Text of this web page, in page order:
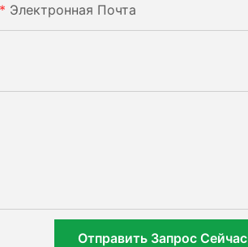
Электронная Почта
Отправить Запрос Сейчас